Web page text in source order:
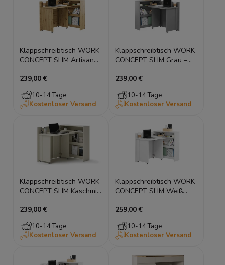
Klappschreibtisch WORK
CONCEPT SLIM Artisan
239,00 €
10-14 Tage
Kostenloser Versand
Klappschreibtisch WORK
CONCEPT SLIM Grau –
239,00 €
10-14 Tage
Kostenloser Versand
Klappschreibtisch WORK
CONCEPT SLIM Kaschmir
239,00 €
10-14 Tage
Kostenloser Versand
Klappschreibtisch WORK
CONCEPT SLIM Weiß
259,00 €
10-14 Tage
Kostenloser Versand